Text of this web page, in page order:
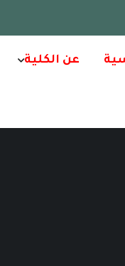
عن الكلية